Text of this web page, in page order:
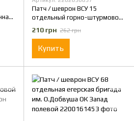
Патч / шеврон ВСУ 15
отдельный горно-штурмовой
Севастопольский батальон
олива
210 грн 262 грн
Купить